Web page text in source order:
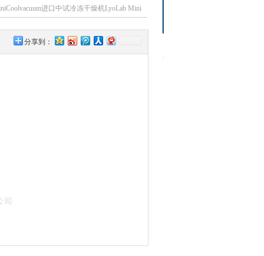
进口中试冷冻干燥机LyoLab Mini
分享到：